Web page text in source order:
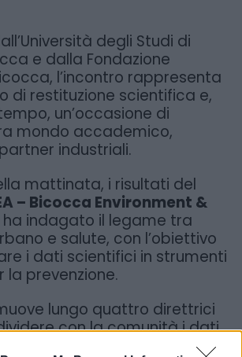
degli Studi di
e dalla Fondazione
l’incontro rappresenta
di restituzione scientifica e,
un’occasione di
mondo accademico,
industriali.
mattinata, i risultati del
– Bicocca Environment &
ha indagato il legame tra
e salute, con l’obiettivo
i dati scientifici in strumenti
prevenzione.
lungo quattro direttrici
con la comunità i dati